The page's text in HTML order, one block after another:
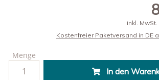
Menge
inkl. MwSt.
Kostenfreier Paketversand in DE
In den